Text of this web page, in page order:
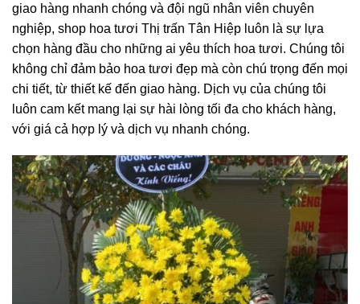
giao hàng nhanh chóng và đội ngũ nhân viên chuyên
nghiệp, shop hoa tươi Thị trấn Tân Hiệp luôn là sự lựa
chọn hàng đầu cho những ai yêu thích hoa tươi. Chúng tôi
không chỉ đảm bảo hoa tươi đẹp mà còn chú trọng đến mọi
chi tiết, từ thiết kế đến giao hàng. Dịch vụ của chúng tôi
luôn cam kết mang lại sự hài lòng tối đa cho khách hàng,
với giá cả hợp lý và dịch vụ nhanh chóng.